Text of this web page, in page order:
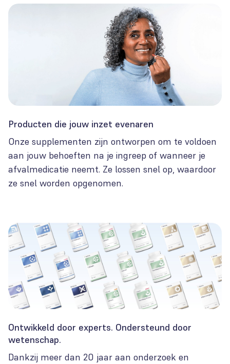
Producten die jouw inzet evenaren
Onze supplementen zijn ontworpen om te voldoen
aan jouw behoeften na je ingreep of wanneer je
afvalmedicatie neemt. Ze lossen snel op, waardoor
ze snel worden opgenomen.
Ontwikkeld door experts. Ondersteund door
wetenschap.
Dankzij meer dan 20 jaar aan onderzoek en